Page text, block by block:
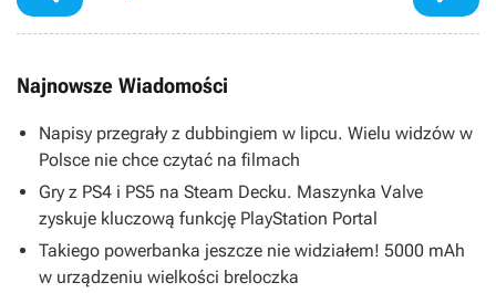
Najnowsze Wiadomości
Napisy przegrały z dubbingiem w lipcu. Wielu widzów w
Polsce nie chce czytać na filmach
Gry z PS4 i PS5 na Steam Decku. Maszynka Valve
zyskuje kluczową funkcję PlayStation Portal
Takiego powerbanka jeszcze nie widziałem! 5000 mAh
w urządzeniu wielkości breloczka